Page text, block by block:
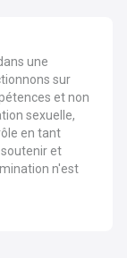
une
sur
et non
sexuelle,
en tant
et
n'est